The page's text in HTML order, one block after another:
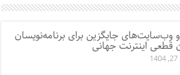
و وب‌سایت‌های جایگزین برای برنامه‌نویسان
قطعی اینترنت جهانی